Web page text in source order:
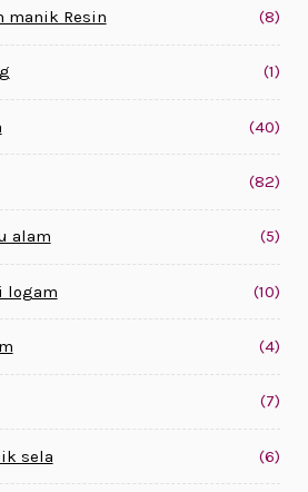
manik Resin (8)
(1)
(40)
(82)
alam (5)
logam (10)
(4)
(7)
sela (6)